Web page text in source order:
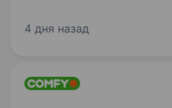
Вечірня розвозка Обов’язки: Консультування
4 дня назад